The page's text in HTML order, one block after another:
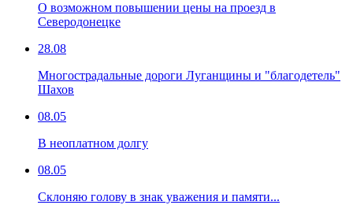
О возможном повышении цены на проезд в
Северодонецке
28.08
Многострадальные дороги Луганщины и "благодетель"
Шахов
08.05
В неоплатном долгу
08.05
Склоняю голову в знак уважения и памяти...